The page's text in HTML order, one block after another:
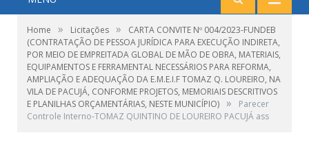
Home » Licitações »
CARTA CONVITE Nº 004/2023-FUNDEB
(CONTRATAÇÃO DE PESSOA JURÍDICA PARA EXECUÇÃO INDIRETA,
POR MEIO DE EMPREITADA GLOBAL DE MÃO DE OBRA, MATERIAIS,
EQUIPAMENTOS E FERRAMENTAL NECESSÁRIOS PARA REFORMA,
AMPLIAÇÃO E ADEQUAÇÃO DA E.M.E.I.F TOMAZ Q. LOUREIRO, NA
VILA DE PACUJÁ, CONFORME PROJETOS, MEMORIAIS DESCRITIVOS
E PLANILHAS ORÇAMENTÁRIAS, NESTE MUNICÍPIO) »
Parecer
Controle Interno-TOMAZ QUINTINO DE LOUREIRO PACUJÁ ass